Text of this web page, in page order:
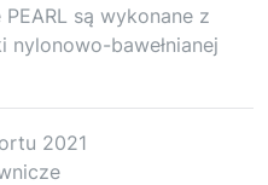
są wykonane z
nylonowo-bawełnianej
2021